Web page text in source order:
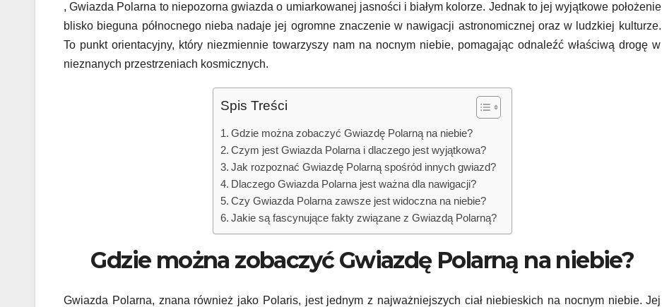
, Gwiazda Polarna to niepozorna gwiazda o umiarkowanej jasności i białym kolorze. Jednak to jej wyjątkowe położenie
blisko bieguna północnego nieba nadaje jej ogromne znaczenie w nawigacji astronomicznej oraz w ludzkiej kulturze.
To punkt orientacyjny, który niezmiennie towarzyszy nam na nocnym niebie, pomagając odnaleźć właściwą drogę w
nieznanych przestrzeniach kosmicznych.
Spis Treści
Gdzie można zobaczyć Gwiazdę Polarną na niebie?
Czym jest Gwiazda Polarna i dlaczego jest wyjątkowa?
Jak rozpoznać Gwiazdę Polarną spośród innych gwiazd?
Dlaczego Gwiazda Polarna jest ważna dla nawigacji?
Czy Gwiazda Polarna zawsze jest widoczna na niebie?
Jakie są fascynujące fakty związane z Gwiazdą Polarną?
Gdzie można zobaczyć Gwiazdę Polarną na niebie?
Gwiazda Polarna, znana również jako Polaris, jest jednym z najważniejszych ciał niebieskich na nocnym niebie. Jej